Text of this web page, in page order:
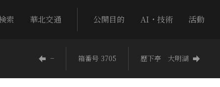
索 華北交通 公開目的 AI・技術 活動
− 箱番号 3705 歷下亭 大明湖